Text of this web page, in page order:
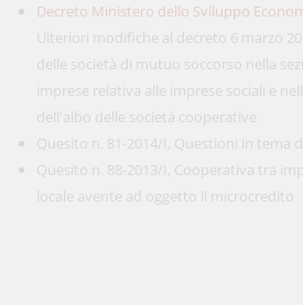
Decreto Ministero dello Sviluppo
Ulteriori modifiche al decreto 6 marzo
delle società di mutuo soccorso nella
imprese relativa alle imprese sociali e
dell'albo delle società cooperative
Quesito n. 81-2014/I, Questioni in tema
Quesito n. 88-2013/I, Cooperativa tra
locale avente ad oggetto il microcredito